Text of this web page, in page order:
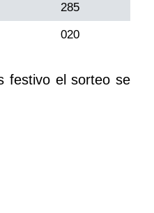
285
020
festivo el sorteo se